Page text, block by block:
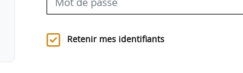
Retenir mes identifiants